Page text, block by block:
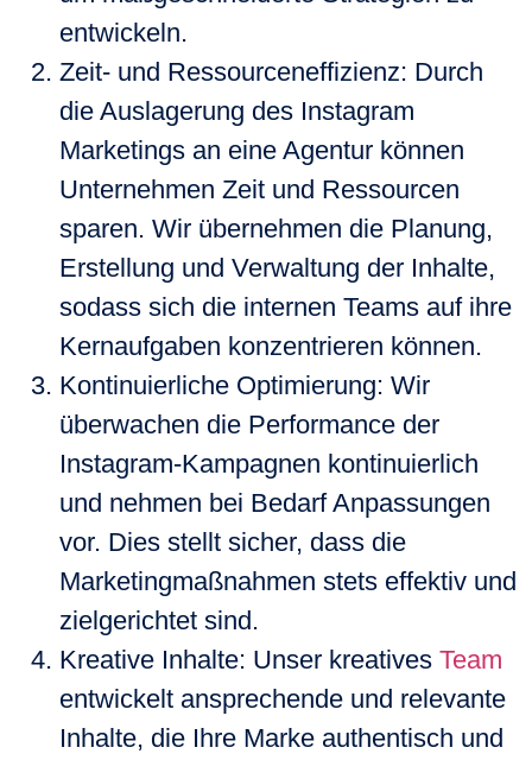
entwickeln.
Zeit- und Ressourceneffizienz: Durch
die Auslagerung des Instagram
Marketings an eine Agentur können
Unternehmen Zeit und Ressourcen
sparen. Wir übernehmen die Planung,
Erstellung und Verwaltung der Inhalte,
sodass sich die internen Teams auf ihre
Kernaufgaben konzentrieren können.
Kontinuierliche Optimierung: Wir
überwachen die Performance der
Instagram-Kampagnen kontinuierlich
und nehmen bei Bedarf Anpassungen
vor. Dies stellt sicher, dass die
Marketingmaßnahmen stets effektiv und
zielgerichtet sind.
Kreative Inhalte: Unser kreatives Team
entwickelt ansprechende und relevante
Inhalte, die Ihre Marke authentisch und